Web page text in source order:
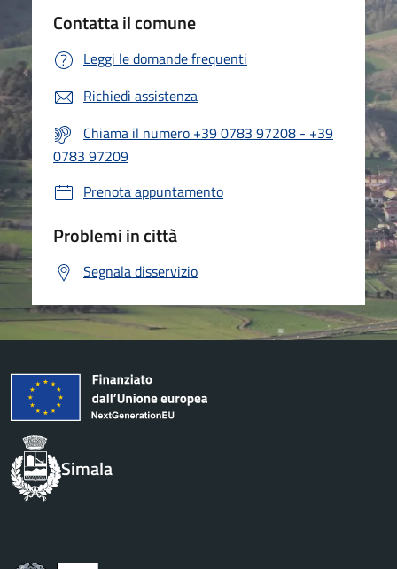
Contatta il comune
Leggi le domande frequenti
Richiedi assistenza
Chiama il numero +39 0783 97208 - +39
0783 97209
Prenota appuntamento
Problemi in città
Segnala disservizio
Simala